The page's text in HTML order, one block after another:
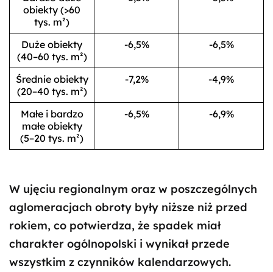
obiekty (>60
tys. m²)
Duże obiekty
(40–60 tys. m²)
-6,5% -6,5%
Średnie obiekty
(20–40 tys. m²)
-7,2% -4,9%
Małe i bardzo
małe obiekty
(5–20 tys. m²)
-6,5% -6,9%
W ujęciu regionalnym oraz w poszczególnych
aglomeracjach obroty były niższe niż przed
rokiem, co potwierdza, że spadek miał
charakter ogólnopolski i wynikał przede
wszystkim z czynników kalendarzowych.